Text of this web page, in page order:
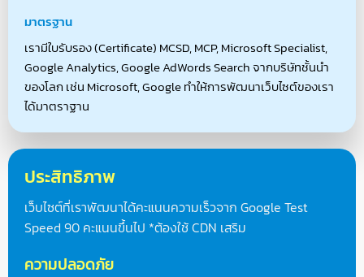
มาตรฐาน
เรามีใบรับรอง (Certificate) MCSD, MCP, Microsoft Specialist,
Google Analytics, Google AdWords Search จากบริษัทชั้นนำ
ของโลก เช่น Microsoft, Google ทำให้การพัฒนาเว็บไซต์ของเรา
ได้มาตราฐาน
ประสิทธิภาพ
เว็บไซต์ที่เราพัฒนาได้คะแนนความเร็วจาก Google Test
Speed 90 คะแนนขึ้นไป *ต้องใช้ CDN เสริม
ความปลอดภัย